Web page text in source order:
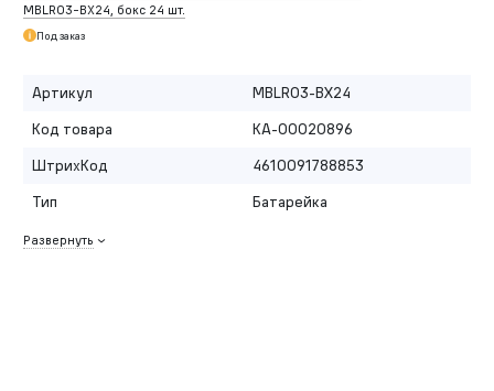
MBLR03-BX24, бокс 24 шт.
Под заказ
Артикул
MBLR03-BX24
Код товара
КА-00020896
ШтрихКод
4610091788853
Тип
Батарейка
Развернуть